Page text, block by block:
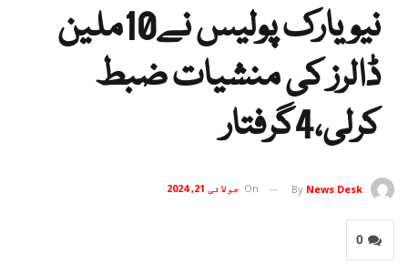
نیویارک پولیس نے10ملین
ڈالرز کی منشیات ضبط
کرلی،4گرفتار
By News Desk
On جولائی 21, 2024
0